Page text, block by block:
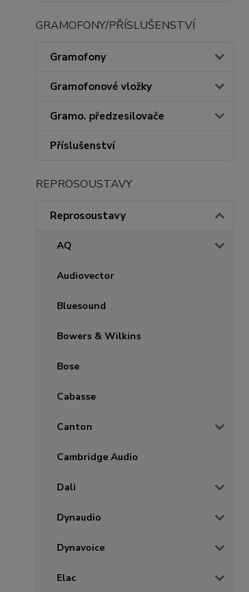
GRAMOFONY/PŘÍSLUŠENSTVÍ
Gramofony
Gramofonové vložky
Gramo. předzesilovače
Příslušenství
REPROSOUSTAVY
Reprosoustavy
AQ
Audiovector
Bluesound
Bowers & Wilkins
Bose
Cabasse
Canton
Cambridge Audio
Dali
Dynaudio
Dynavoice
Elac